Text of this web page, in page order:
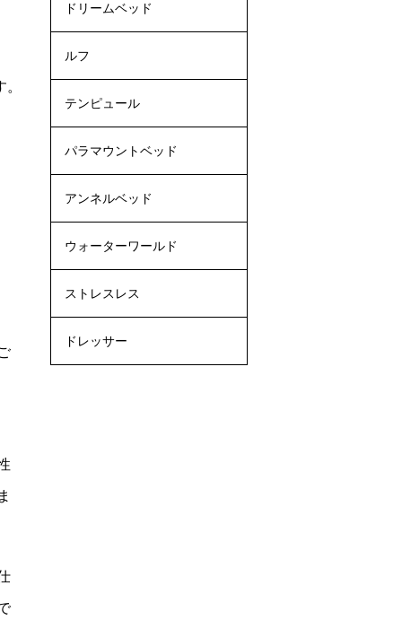
ドリームベッド
ルフ
テンピュール
パラマウントベッド
アンネルベッド
ウォーターワールド
ストレスレス
ドレッサー